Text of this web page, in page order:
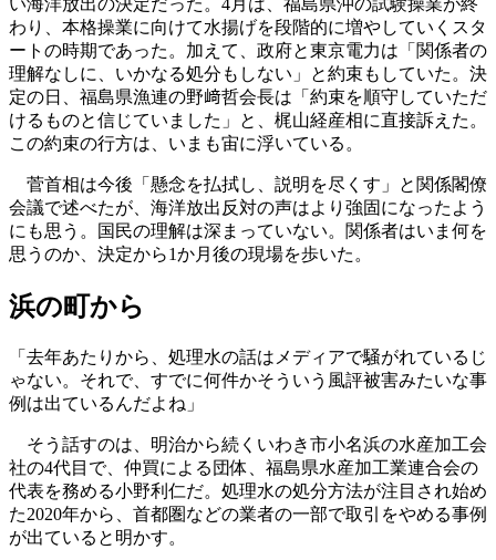
い海洋放出の決定だった。4月は、福島県沖の試験操業が終
わり、本格操業に向けて水揚げを段階的に増やしていくスタ
ートの時期であった。加えて、政府と東京電力は「関係者の
理解なしに、いかなる処分もしない」と約束もしていた。決
定の日、福島県漁連の野﨑哲会長は「約束を順守していただ
けるものと信じていました」と、梶山経産相に直接訴えた。
この約束の行方は、いまも宙に浮いている。
菅首相は今後「懸念を払拭し、説明を尽くす」と関係閣僚
会議で述べたが、海洋放出反対の声はより強固になったよう
にも思う。国民の理解は深まっていない。関係者はいま何を
思うのか、決定から1か月後の現場を歩いた。
浜の町から
「去年あたりから、処理水の話はメディアで騒がれているじ
ゃない。それで、すでに何件かそういう風評被害みたいな事
例は出ているんだよね」
そう話すのは、明治から続くいわき市小名浜の水産加工会
社の4代目で、仲買による団体、福島県水産加工業連合会の
代表を務める小野利仁だ。処理水の処分方法が注目され始め
た2020年から、首都圏などの業者の一部で取引をやめる事例
が出ていると明かす。